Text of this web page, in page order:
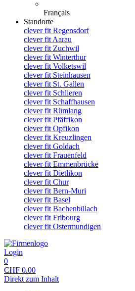
Français
Standorte
clever fit Regensdorf
clever fit Aarau
clever fit Zuchwil
clever fit Winterthur
clever fit Volketswil
clever fit Steinhausen
clever fit St. Gallen
clever fit Schlieren
clever fit Schaffhausen
clever fit Rümlang
clever fit Pfäffikon
clever fit Opfikon
clever fit Kreuzlingen
clever fit Goldach
clever fit Frauenfeld
clever fit Emmenbrücke
clever fit Dietlikon
clever fit Chur
clever fit Bern-Muri
clever fit Basel
clever fit Bachenbülach
clever fit Fribourg
clever fit Ostermundigen
Login
0
CHF 0.00
Direkt zum Inhalt